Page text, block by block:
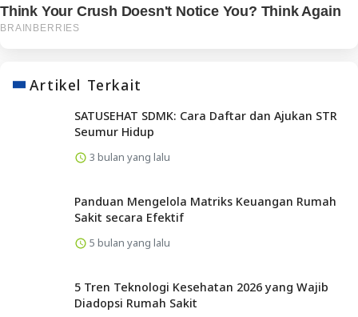
Artikel Terkait
SATUSEHAT SDMK: Cara Daftar dan Ajukan STR
Seumur Hidup
3 bulan yang lalu
Panduan Mengelola Matriks Keuangan Rumah
Sakit secara Efektif
5 bulan yang lalu
5 Tren Teknologi Kesehatan 2026 yang Wajib
Diadopsi Rumah Sakit